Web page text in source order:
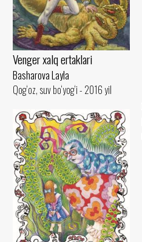
Venger xalq ertaklari
Basharova Layla
Qog‘oz, suv bo‘yog‘i - 2016 yil